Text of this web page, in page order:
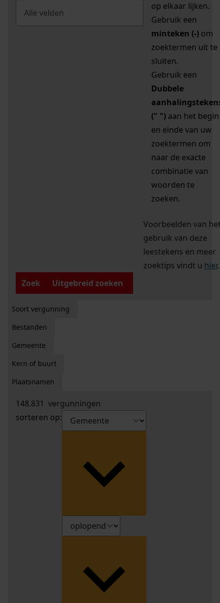
op elkaar lijken.
Gebruik een
minteken (-) om
zoektermen uit te
sluiten.
Gebruik een
Dubbele
(" ") aan het begin
en einde van uw
zoektermen om
naar de exacte
combinatie van
woorden te
zoeken.
Voorbeelden van
gebruik van deze
leestekens en meer
zoektips vindt u hier.
Zoek
Uitgebreid zoeken
Soort vergunning
Bestanden
Gemeente
Kern of buurt
Plaatsnamen
148.831 vergunningen
sorteren op: